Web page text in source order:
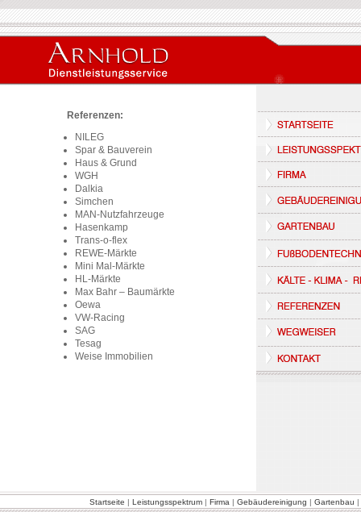
Referenzen:
NILEG
Spar & Bauverein
Haus & Grund
WGH
Dalkia
Simchen
MAN-Nutzfahrzeuge
Hasenkamp
Trans-o-flex
REWE-Märkte
Mini Mal-Märkte
HL-Märkte
Max Bahr – Baumärkte
Oewa
VW-Racing
SAG
Tesag
Weise Immobilien
Startseite |Leistungsspektrum |Firma |Gebäudereinigung |Gartenbau